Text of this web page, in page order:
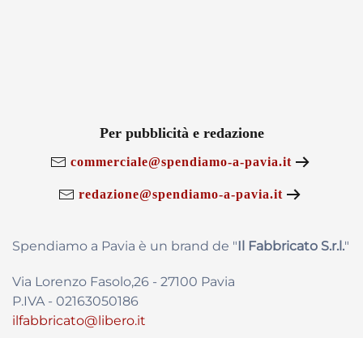
Per pubblicità e redazione
commerciale@spendiamo-a-pavia.it
redazione@spendiamo-a-pavia.it
Spendiamo a Pavia è un brand de "Il Fabbricato S.r.l."
Via Lorenzo Fasolo,26 - 27100 Pavia
P.IVA - 02163050186
ilfabbricato@libero.it